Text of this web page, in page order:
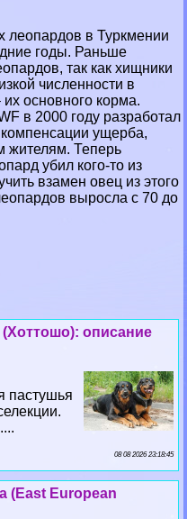
леопардов в Туркмении
годы. Раньше
так как хищники
численности в
основного корма.
в 2000 году разработал
ущерба,
жителям. Теперь
убил кого-то из
взамен овец из этого
выросла с 70 до
описание
пастушья
08 08 2026 23:18:45
(East European